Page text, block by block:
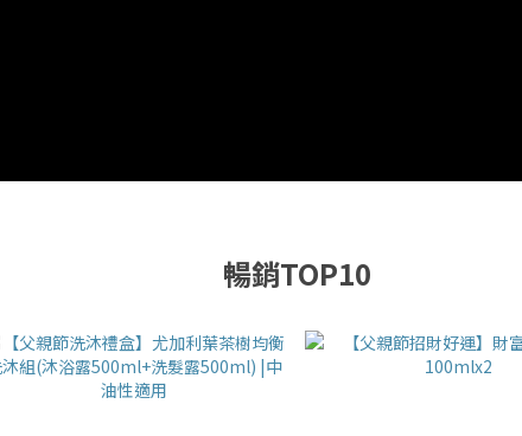
暢銷TOP10